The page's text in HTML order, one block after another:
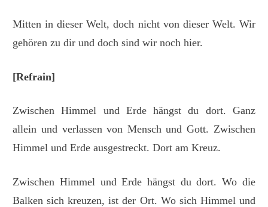
Mitten in dieser Welt, doch nicht von dieser Welt. Wir
gehören zu dir und doch sind wir noch hier.
[Refrain]
Zwischen Himmel und Erde hängst du dort. Ganz
allein und verlassen von Mensch und Gott. Zwischen
Himmel und Erde ausgestreckt. Dort am Kreuz.
Zwischen Himmel und Erde hängst du dort. Wo die
Balken sich kreuzen, ist der Ort. Wo sich Himmel und